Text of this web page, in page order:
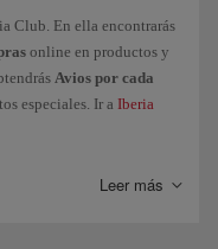
Club. En ella encontrarás
online en productos y
Avios por cada
especiales. Ir a Iberia
Leer más